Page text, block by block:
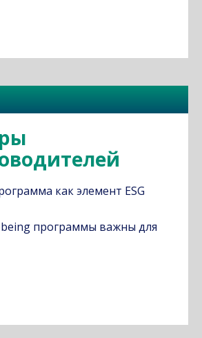
как элемент ESG
программы важны для